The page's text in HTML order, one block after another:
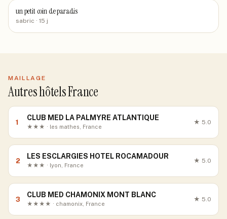
un petit coin de paradis
sabric · 15 j
MAILLAGE
Autres hôtels France
1
CLUB MED LA PALMYRE ATLANTIQUE
★★★ · les mathes, France
★ 5.0
2
LES ESCLARGIES HOTEL ROCAMADOUR
★★★ · lyon, France
★ 5.0
3
CLUB MED CHAMONIX MONT BLANC
★★★★ · chamonix, France
★ 5.0